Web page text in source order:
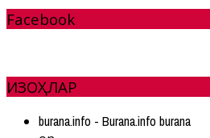
Facebook
ИЗОҲЛАР
burana.info - Burana.info burana